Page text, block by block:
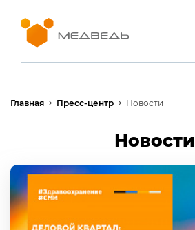
Главная Пресс-центр Новости
Новости